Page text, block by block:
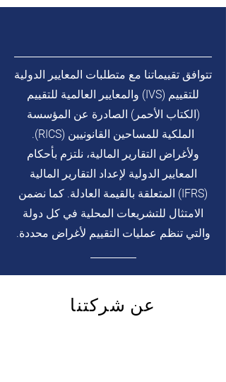
تتوافق تقييماتنا مع متطلبات المعايير الدولية
للتقييم (IVS) والمعايير العالمية للتقييم
(الكتاب الأحمر) الصادرة عن المؤسسة
الملكية للمساحين القانونيين (RICS).
ولأغراض التقارير المالية، نلتزم بأحكام
المعايير الدولية لإعداد التقارير المالية
(IFRS) المتعلقة بالقيمة العادلة. كما نضمن
الامتثال للتشريعات المحلية في كل دولة
والتي تنظم عمليات التقييم لأغراض محددة.
عن شركتنا